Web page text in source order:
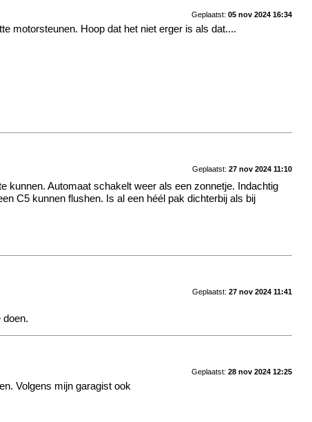
Geplaatst: 05 nov 2024 16:34
motorsteunen. Hoop dat het niet erger is als dat....
Geplaatst: 27 nov 2024 11:10
kunnen. Automaat schakelt weer als een zonnetje. Indachtig
C5 kunnen flushen. Is al een héél pak dichterbij als bij
Geplaatst: 27 nov 2024 11:41
doen.
Geplaatst: 28 nov 2024 12:25
Volgens mijn garagist ook